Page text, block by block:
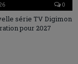
0
série TV Digimon
pour 2027